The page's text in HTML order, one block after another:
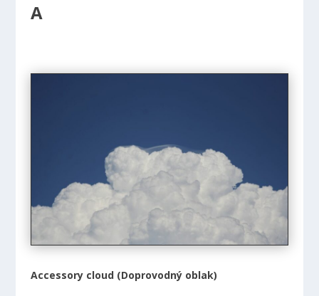
A
Accessory cloud (Doprovodný oblak)